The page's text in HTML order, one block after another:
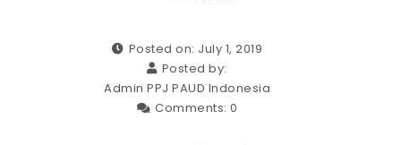
Posted on: July 1, 2019
Posted by:
Admin PPJ PAUD Indonesia
Comments: 0